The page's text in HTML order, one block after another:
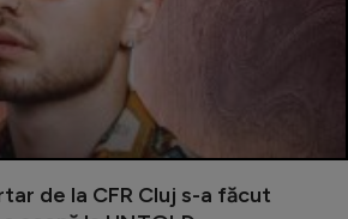
de la CFR Cluj s-a făcut